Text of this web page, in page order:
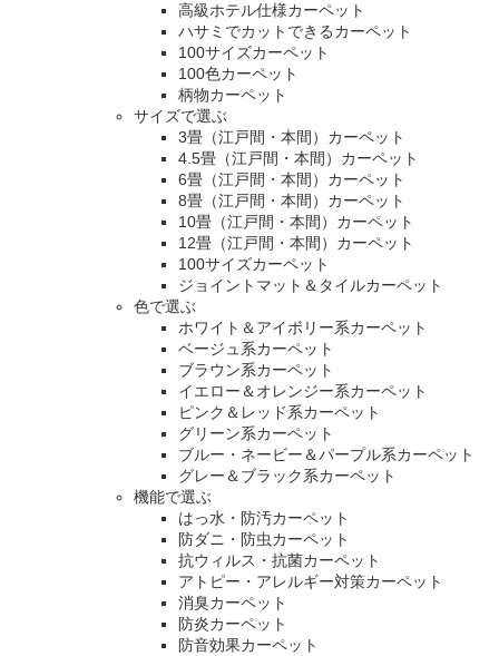
高級ホテル仕様カーペット
ハサミでカットできるカーペット
100サイズカーペット
100色カーペット
柄物カーペット
サイズで選ぶ
3畳（江戸間・本間）カーペット
4.5畳（江戸間・本間）カーペット
6畳（江戸間・本間）カーペット
8畳（江戸間・本間）カーペット
10畳（江戸間・本間）カーペット
12畳（江戸間・本間）カーペット
100サイズカーペット
ジョイントマット＆タイルカーペット
色で選ぶ
ホワイト＆アイボリー系カーペット
ベージュ系カーペット
ブラウン系カーペット
イエロー＆オレンジー系カーペット
ピンク＆レッド系カーペット
グリーン系カーペット
ブルー・ネービー＆パープル系カーペット
グレー＆ブラック系カーペット
機能で選ぶ
はっ水・防汚カーペット
防ダニ・防虫カーペット
抗ウィルス・抗菌カーペット
アトピー・アレルギー対策カーペット
消臭カーペット
防炎カーペット
防音効果カーペット